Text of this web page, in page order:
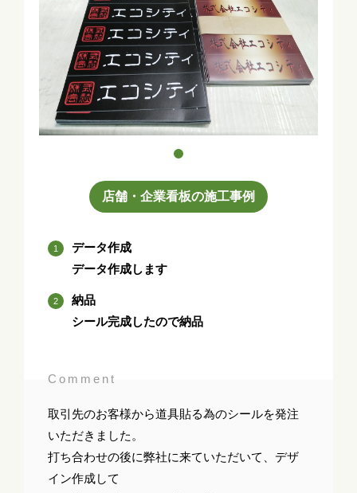
店舗・企業看板の施工事例
データ作成
データ作成します
納品
シール完成したので納品
Comment
取引先のお客様から道具貼る為のシールを発注
いただきました。
打ち合わせの後に弊社に来ていただいて、デザ
イン作成して